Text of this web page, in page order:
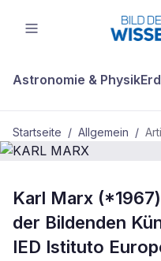
Astronomie & Physik
Startseite / Allgemein /
KARL MARX
Karl Marx
der Bildenden
IED Istituto